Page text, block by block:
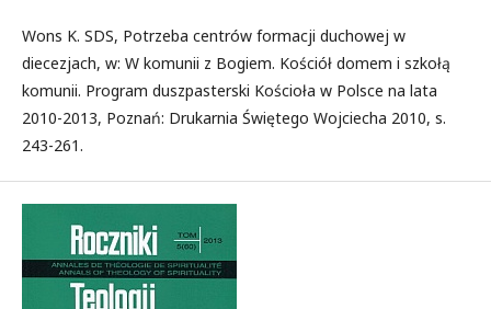
Wons K. SDS, Potrzeba centrów formacji duchowej w
diecezjach, w: W komunii z Bogiem. Kościół domem i szkołą
komunii. Program duszpasterski Kościoła w Polsce na lata
2010-2013, Poznań: Drukarnia Świętego Wojciecha 2010, s.
243-261.